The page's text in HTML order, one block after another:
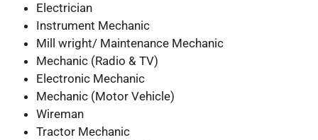
Electrician
Instrument Mechanic
Mill wright/ Maintenance Mechanic
Mechanic (Radio & TV)
Electronic Mechanic
Mechanic (Motor Vehicle)
Wireman
Tractor Mechanic